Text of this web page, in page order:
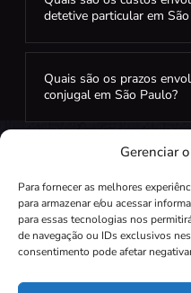
Gerenciar
Para fornecer as melhores
para armazenar e/ou acessar
para essas tecnologias nos
de navegação ou IDs exclusivos
consentimento pode afetar
detetive particular em
Quais são os prazos
conjugal em São Paulo?
Independente
Encontraremos a